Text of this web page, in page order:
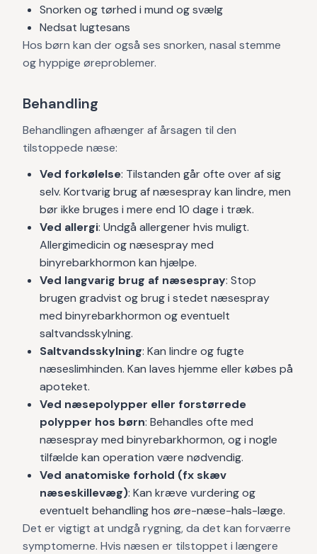
Snorken og tørhed i mund og svælg
Nedsat lugtesans
Hos børn kan der også ses snorken, nasal stemme
og hyppige øreproblemer.
Behandling
Behandlingen afhænger af årsagen til den
tilstoppede næse:
Ved forkølelse: Tilstanden går ofte over af sig
selv. Kortvarig brug af næsespray kan lindre, men
bør ikke bruges i mere end 10 dage i træk.
Ved allergi: Undgå allergener hvis muligt.
Allergimedicin og næsespray med
binyrebarkhormon kan hjælpe.
Ved langvarig brug af næsespray: Stop
brugen gradvist og brug i stedet næsespray
med binyrebarkhormon og eventuelt
saltvandsskylning.
Saltvandsskylning: Kan lindre og fugte
næseslimhinden. Kan laves hjemme eller købes på
apoteket.
Ved næsepolypper eller forstørrede
polypper hos børn: Behandles ofte med
næsespray med binyrebarkhormon, og i nogle
tilfælde kan operation være nødvendig.
Ved anatomiske forhold (fx skæv
næseskillevæg): Kan kræve vurdering og
eventuelt behandling hos øre-næse-hals-læge.
Det er vigtigt at undgå rygning, da det kan forværre
symptomerne. Hvis næsen er tilstoppet i længere